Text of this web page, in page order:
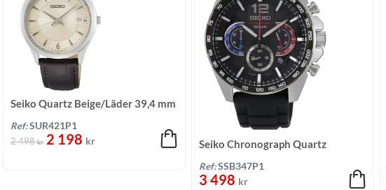
Seiko Quartz Beige/Läder 39,4 mm
Ref:SUR421P1
2 498kr 2 198 kr
Seiko Chronograph Quartz
Ref: SSB347P1
3 498 kr